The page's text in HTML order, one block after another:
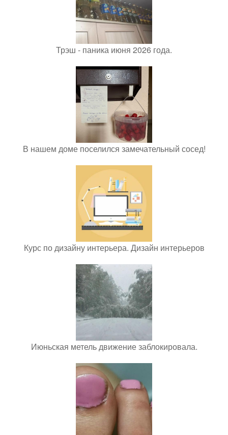
Трэш - паника июня 2026 года.
В нашем доме поселился замечательный сосед!
Курс по дизайну интерьера. Дизайн интерьеров
Июньская метель движение заблокировала.